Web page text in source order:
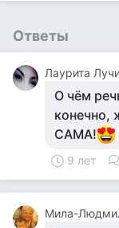
Ответы
Лаурита
О чём
конечно,
САМА!
9 лет
Мила-